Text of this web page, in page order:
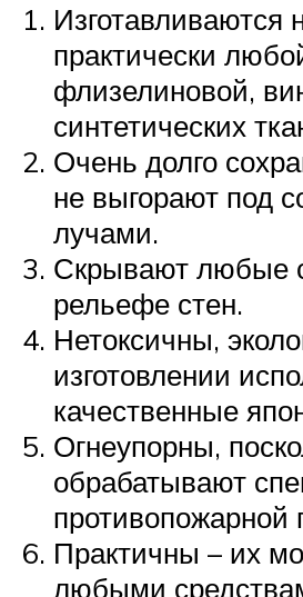
Изготавливаются
практически
флизелиновой,
синтетических
Очень долго
не выгорают под
лучами.
Скрывают любые
рельефе стен.
Нетоксичны,
изготовлении
качественные
Огнеупорны,
обрабатывают
противопожарной
Практичны – их
любыми